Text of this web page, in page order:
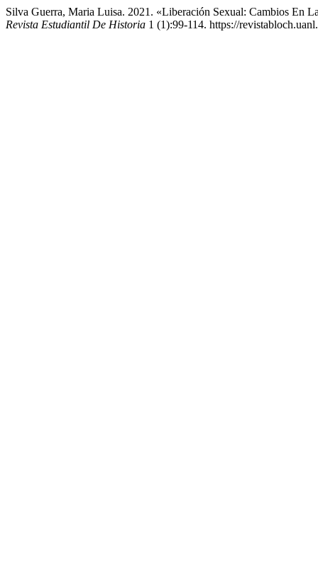
Silva Guerra, Maria Luisa. 2021. «Liberación Sexual: Cambios En
Revista Estudiantil De Historia 1 (1):99-114. https://